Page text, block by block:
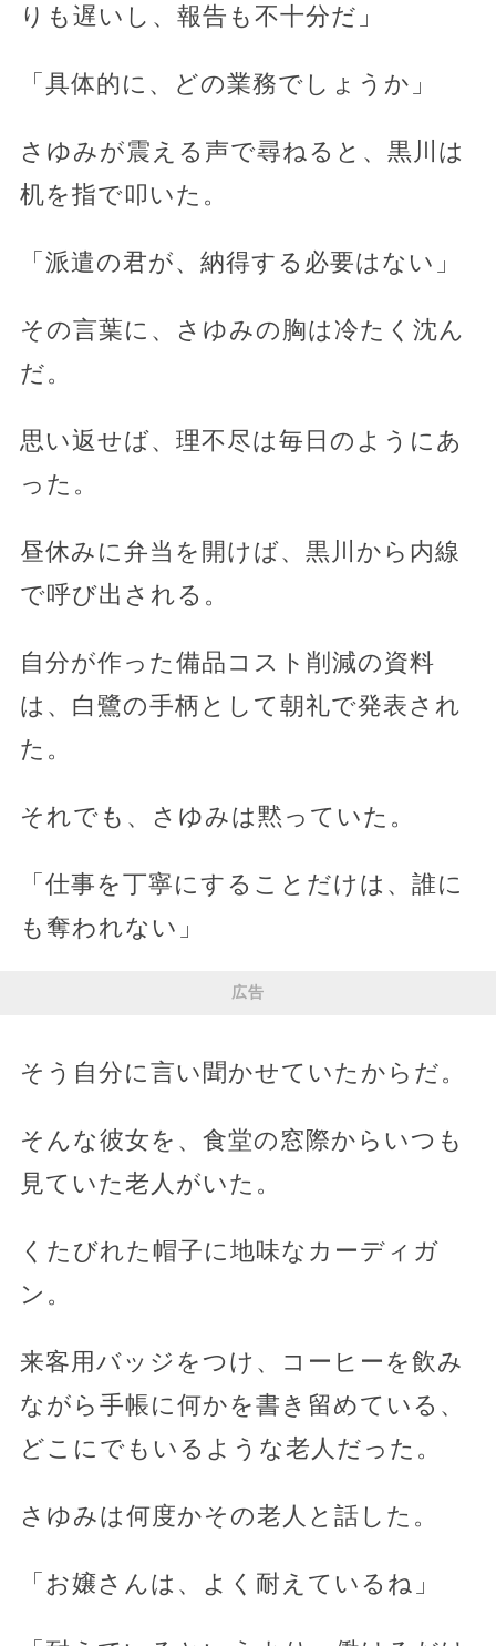
りも遅いし、報告も不十分だ」
「具体的に、どの業務でしょうか」
さゆみが震える声で尋ねると、黒川は
机を指で叩いた。
「派遣の君が、納得する必要はない」
その言葉に、さゆみの胸は冷たく沈ん
だ。
思い返せば、理不尽は毎日のようにあ
った。
昼休みに弁当を開けば、黒川から内線
で呼び出される。
自分が作った備品コスト削減の資料
は、白鷺の手柄として朝礼で発表され
た。
それでも、さゆみは黙っていた。
「仕事を丁寧にすることだけは、誰に
も奪われない」
広告
そう自分に言い聞かせていたからだ。
そんな彼女を、食堂の窓際からいつも
見ていた老人がいた。
くたびれた帽子に地味なカーディガ
ン。
来客用バッジをつけ、コーヒーを飲み
ながら手帳に何かを書き留めている、
どこにでもいるような老人だった。
さゆみは何度かその老人と話した。
「お嬢さんは、よく耐えているね」